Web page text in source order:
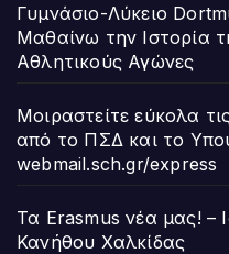
Γυμνάσιο-Λύκειο
Μαθαίνω την Ιστορία
Αθλητικούς Αγώνες
Μοιραστείτε εύκολα
από το ΠΣΔ και το
webmail.sch.gr/express
Τα Erasmus νέα μας! –
Κανήθου Χαλκίδας